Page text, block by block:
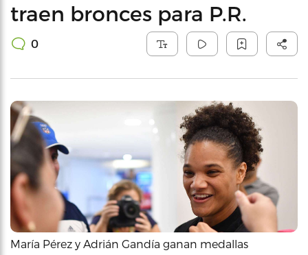
traen bronces para P.R.
0
María Pérez y Adrián Gandía ganan medallas